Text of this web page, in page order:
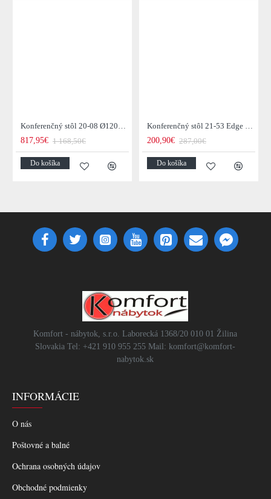
Konferenčný stôl 20-08 Ø120cm Daytona Drevo Orech-Saja
817,95€ 1 168,50€
Do košíka
Konferenčný stôl 21-53 Edge 50x50cm 4-set Drevo Acacia
200,90€ 287,00€
Do košíka
Komfort - nábytok, s.r.o. Laborecká 1368/20 010 01 Žilina
Slovakia Tel: +421 910 955 255 Mail: komfort@komfort-
nabytok.sk
INFORMÁCIE
O nás
Poštovné a balné
Ochrana osobných údajov
Obchodné podmienky